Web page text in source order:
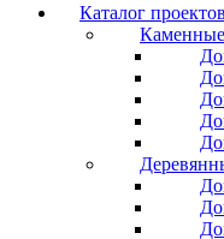
Каталог проектов